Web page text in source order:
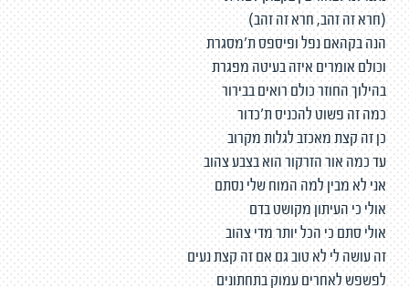
(חרא זה זהב, חרא זה זהב)
הנה בקהאם נפל ופיספס ת'מסגרת
וכולם אומרים איזה בעיטה מפגרת
בהילוך החוזר כולם רואים בבירור
כמה זה פשוט להכניס ת'כדור
כן זה קצת מאכזב לגלות מקרוב
עד כמה אור הזרקור הוא בצבע צהוב
אני לא מבין למה המוח שלי נסתם
אולי כי העיתון מקושט בדם
אולי סתם כי הכל יותר מדי צהוב
זה עושה לי לא טוב גם אם זה קצת נעים
לפשפש לאחרים עמוק בתחתונים